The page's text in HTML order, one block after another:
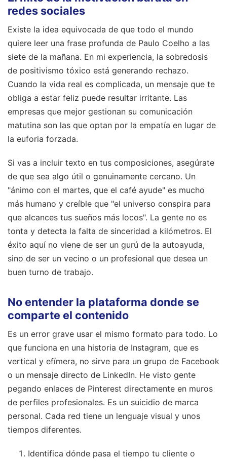
redes sociales
Existe la idea equivocada de que todo el mundo
quiere leer una frase profunda de Paulo Coelho a las
siete de la mañana. En mi experiencia, la sobredosis
de positivismo tóxico está generando rechazo.
Cuando la vida real es complicada, un mensaje que te
obliga a estar feliz puede resultar irritante. Las
empresas que mejor gestionan su comunicación
matutina son las que optan por la empatía en lugar de
la euforia forzada.
Si vas a incluir texto en tus composiciones, asegúrate
de que sea algo útil o genuinamente cercano. Un
"ánimo con el martes, que el café ayude" es mucho
más humano y creíble que "el universo conspira para
que alcances tus sueños más locos". La gente no es
tonta y detecta la falta de sinceridad a kilómetros. El
éxito aquí no viene de ser un gurú de la autoayuda,
sino de ser un vecino o un profesional que desea un
buen turno de trabajo.
No entender la plataforma donde se
comparte el contenido
Es un error grave usar el mismo formato para todo. Lo
que funciona en una historia de Instagram, que es
vertical y efímera, no sirve para un grupo de Facebook
o un mensaje directo de LinkedIn. He visto gente
pegando enlaces de Pinterest directamente en muros
de perfiles profesionales. Es un suicidio de marca
personal. Cada red tiene un lenguaje visual y unos
tiempos diferentes.
Identifica dónde pasa el tiempo tu cliente o